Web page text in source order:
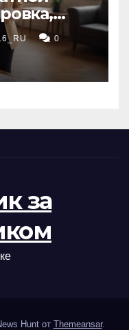
и
0
за
Hunt от Themeansar.